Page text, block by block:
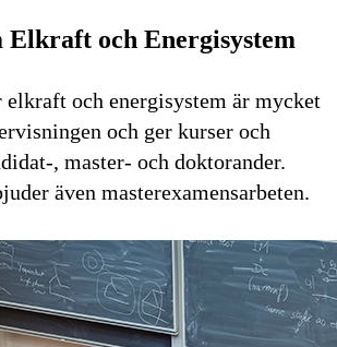
Elkraft och Energisystem
och energisystem är mycket
och ger kurser och
, master- och doktorander.
även masterexamensarbeten.